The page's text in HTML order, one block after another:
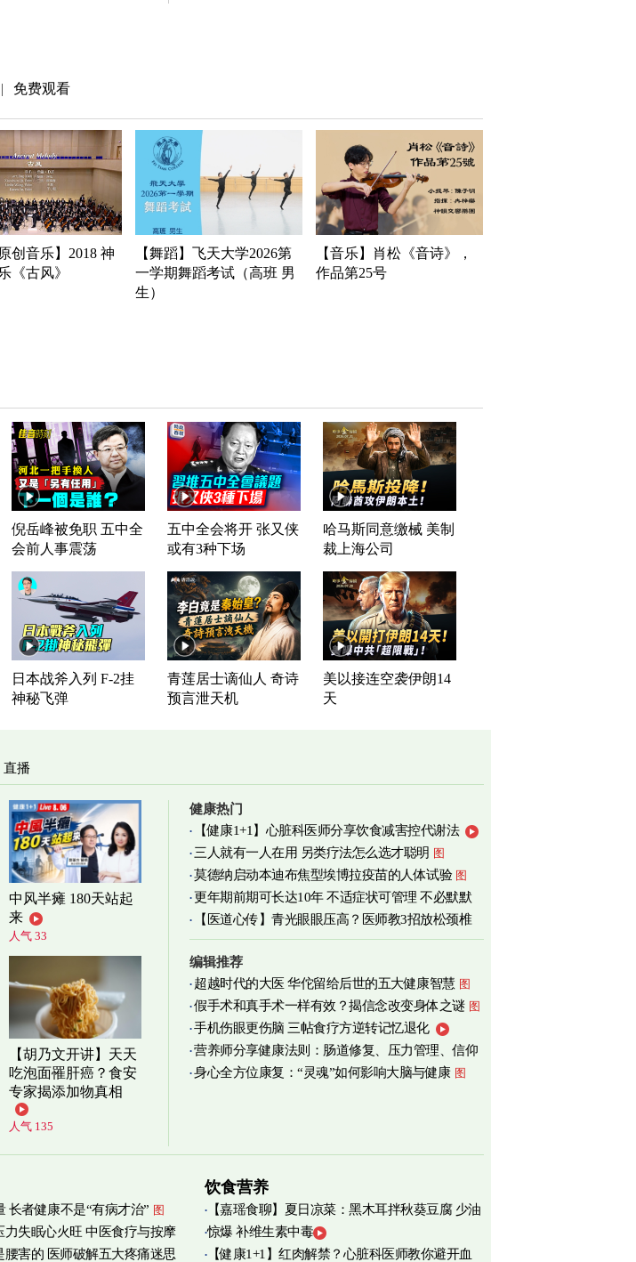
| 免费观看
创音乐】2018 神
《古风》
【舞蹈】飞天大学2026第
一学期舞蹈考试（高班 男
生）
【音乐】肖松《音诗》，
作品第25号
倪岳峰被免职 五中全
会前人事震荡
五中全会将开 张又侠
或有3种下场
哈马斯同意缴械 美制
裁上海公司
日本战斧入列 F-2挂
神秘飞弹
青莲居士谪仙人 奇诗
预言泄天机
美以接连空袭伊朗14
天
直播
中风半瘫 180天站起
来
人气 33
【胡乃文开讲】天天
吃泡面罹肝癌？食安
专家揭添加物真相
人气 135
健康热门
【健康1+1】心脏科医师分享饮食减害控代谢法
三人就有一人在用 另类疗法怎么选才聪明 图
莫德纳启动本迪布焦型埃博拉疫苗的人体试验 图
更年期前期可长达10年 不适症状可管理 不必默默
忍受 图
【医道心传】青光眼眼压高？医师教3招放松颈椎
图
编辑推荐
超越时代的大医 华佗留给后世的五大健康智慧 图
假手术和真手术一样有效？揭信念改变身体之谜 图
手机伤眼更伤脑 三帖食疗方逆转记忆退化
营养师分享健康法则：肠道修复、压力管理、信仰
实践 图
身心全方位康复：“灵魂”如何影响大脑与健康 图
长者健康不是“有病才治” 图
力失眠心火旺 中医食疗与按摩
腰害的 医师破解五大疼痛迷思
饮食营养
【嘉瑶食聊】夏日凉菜：黑木耳拌秋葵豆腐 少油
烟清爽养心 图
惊爆 补维生素中毒
【健康1+1】红肉解禁？心脏科医师教你避开血